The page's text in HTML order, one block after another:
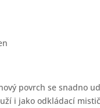
povrch se snadno
i jako odkládací